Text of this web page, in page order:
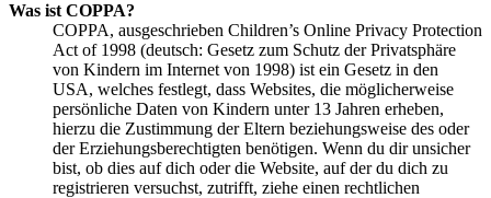
Was ist COPPA?
COPPA, ausgeschrieben Children’s Online Privacy Protection
Act of 1998 (deutsch: Gesetz zum Schutz der Privatsphäre
von Kindern im Internet von 1998) ist ein Gesetz in den
USA, welches festlegt, dass Websites, die möglicherweise
persönliche Daten von Kindern unter 13 Jahren erheben,
hierzu die Zustimmung der Eltern beziehungsweise des oder
der Erziehungsberechtigten benötigen. Wenn du dir unsicher
bist, ob dies auf dich oder die Website, auf der du dich zu
registrieren versuchst, zutrifft, ziehe einen rechtlichen